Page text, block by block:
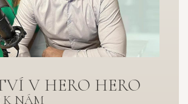
V HERO HERO
K NÁM